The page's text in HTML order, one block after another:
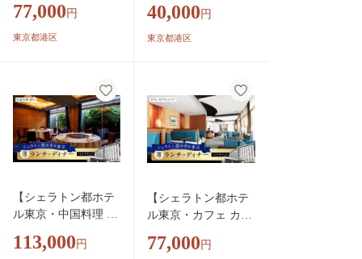
ナーペア
77,000 円
東京都港区
40,000 円
東京都港区
【シェラトン都ホテ
ル東京・中国料理 四
又はディナーペア
113,000 円
【シェラトン都ホテ
ル東京・カフェ カリ
又はディナーペア
77,000 円